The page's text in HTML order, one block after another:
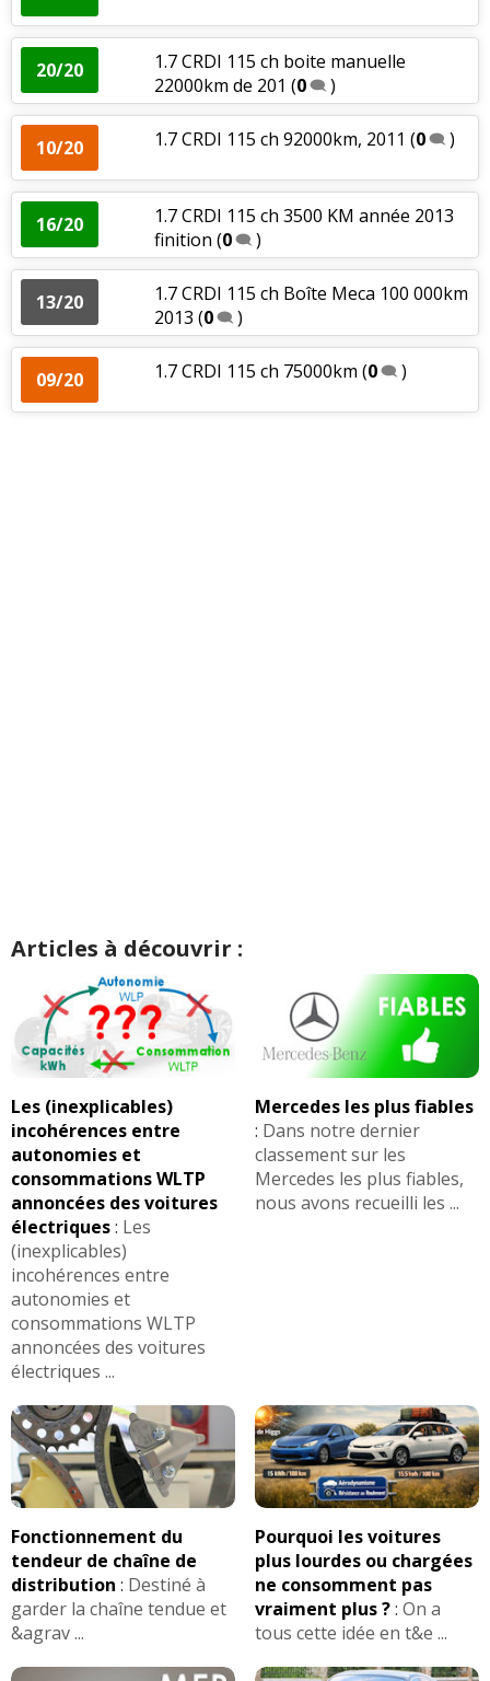
20/20
1.7 CRDI 115 ch boite manuelle
22000km de 201 (0 )
10/20 1.7 CRDI 115 ch 92000km, 2011 (0 )
16/20
1.7 CRDI 115 ch 3500 KM année 2013
finition (0 )
13/20
1.7 CRDI 115 ch Boîte Meca 100 000km
2013 (0 )
09/20 1.7 CRDI 115 ch 75000km (0 )
Articles à découvrir :
Les (inexplicables)
incohérences entre
autonomies et
consommations WLTP
annoncées des voitures
électriques: Les
(inexplicables)
incohérences entre
autonomies et
consommations WLTP
annoncées des voitures
électriques ...
Mercedes les plus fiables
: Dans notre dernier
classement sur les
Mercedes les plus fiables,
nous avons recueilli les ...
Fonctionnement du
tendeur de chaîne de
distribution : Destiné à
garder la chaîne tendue et
&agrav ...
Pourquoi les voitures
plus lourdes ou chargées
ne consomment pas
vraiment plus ?: On a
tous cette idée en t&e ...